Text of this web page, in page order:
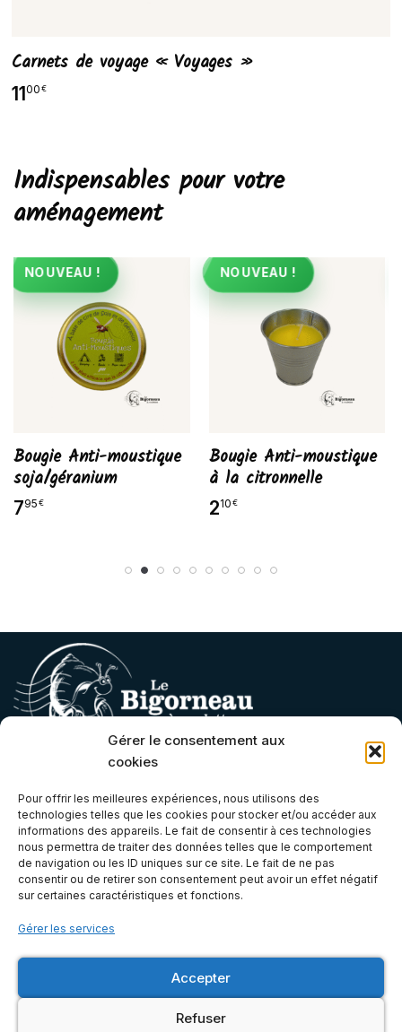
Gérer le consentement aux
cookies
Pour offrir les meilleures expériences, nous utilisons des
technologies telles que les cookies pour stocker et/ou accéder aux
informations des appareils. Le fait de consentir à ces technologies
nous permettra de traiter des données telles que le comportement
de navigation ou les ID uniques sur ce site. Le fait de ne pas
consentir ou de retirer son consentement peut avoir un effet négatif
sur certaines caractéristiques et fonctions.
Gérer les services
Accepter
Refuser
Carnets de voyage « Voyages »
1100€
Indispensables pour votre
aménagement
NOUVEAU !
Bougie Anti-moustique
soja/géranium
795€
NOUVEAU !
Bougie Anti-moustique
à la citronnelle
210€
contact@lebigorneauaroulettes.fr
(+33) 07 66 68 06 21
Atelier & Boutique
6E, Zone Artisanale de Bel Orme, 22970 Ploumagoar, Côtes-
d'Armor (Bretagne)
© 2026 Le Bigorneau à Roulettes | Accessoires camping-